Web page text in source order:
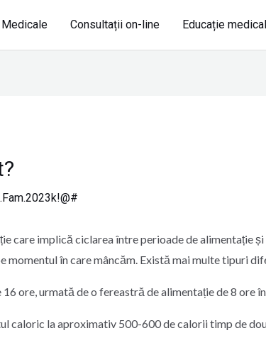
Consultații on-line Educație
care implică ciclarea între perioade de alimentație și
în care mâncăm. Există mai multe tipuri
ore, urmată de o fereastră de alimentație de 8 ore
caloric la aproximativ 500-600 de calorii timp de